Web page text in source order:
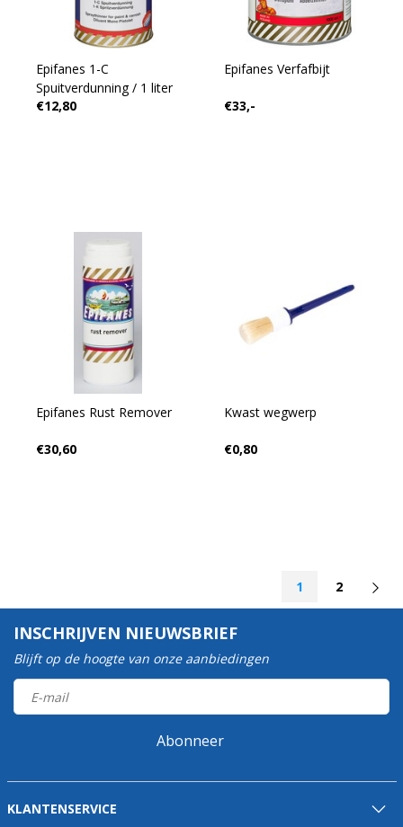
Epifanes 1-C
Spuitverdunning / 1 liter
€12,80
Epifanes Verfafbijt
€33,-
Epifanes Rust Remover
€30,60
Kwast wegwerp
€0,80
1 2
INSCHRIJVEN NIEUWSBRIEF
Blijft op de hoogte van onze aanbiedingen
Abonneer
KLANTENSERVICE